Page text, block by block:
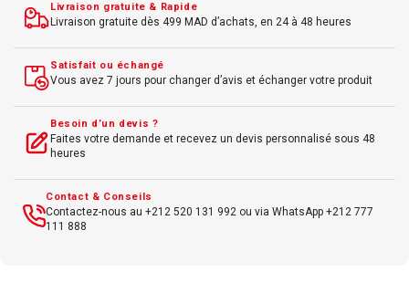
Livraison gratuite & Rapide
Livraison gratuite dès 499 MAD d’achats, en 24 à 48 heures
Satisfait ou échangé
Vous avez 7 jours pour changer d’avis et échanger votre produit
Besoin d’un devis ?
Faites votre demande et recevez un devis personnalisé sous 48
heures
Contact & Conseils
Contactez-nous au +212 520 131 992 ou via WhatsApp +212 777
111 888